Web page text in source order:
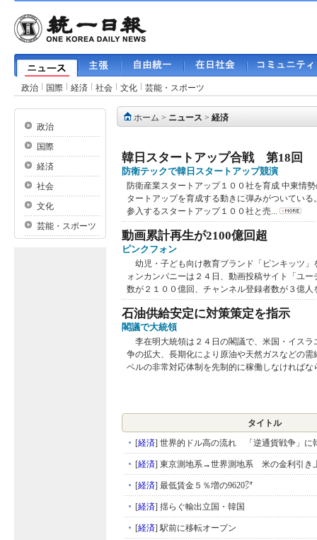
政治 国際 経済 社会 文化 芸能・スポーツ
政治
国際
経済
社会
文化
芸能・スポーツ
ホーム > ニュース > 経済
韓日スタートアップ合戦 第18回
防衛テックで韓日スタートアップ競演
防衛産業スタートアップ１００社を育成 中東情
タートアップを育成する動きに弾みがついてい
参入するスタートアップ１００社と売...
動画累計再生が2100億回超
ピンクフォン
幼児・子ども向け教育ブランド「ピンキッツ
ォンカンパニーは２４日、動画投稿サイト「ユ
数が２１００億回、チャンネル登録者数が３億人
石油供給安定に対策策定を指示
閣議で大統領
李在明大統領は２４日の閣議で、米国・イス
争の拡大、長期化により原油や天然ガスなどの
ベルの非常対応体制を先制的に稼働しなければな
タイトル
[経済] 世界的ドル高の流れ 「逆通貨戦争」に
[経済] 東京測地系→世界測地系 米の金利引き
[経済] 最低賃金５％増の9620㌆
[経済] 揺らぐ輸出立国・韓国
[経済] 駅前に移転オープン